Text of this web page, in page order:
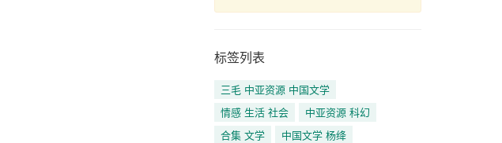
标签列表
三毛 中亚资源 中国文学
情感 生活 社会
中亚资源 科幻
合集 文学
中国文学 杨绛